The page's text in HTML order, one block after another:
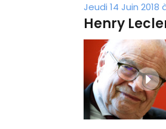
Jeudi 14 Juin 2018
Henry